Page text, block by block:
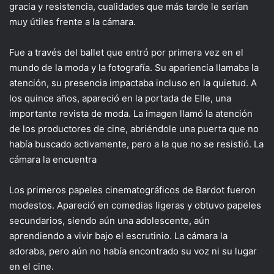
gracia y resistencia, cualidades que más tarde le serían
muy útiles frente a la cámara.
Fue a través del ballet que entró por primera vez en el
mundo de la moda y la fotografía. Su apariencia llamaba la
atención, su presencia impactaba incluso en la quietud. A
los quince años, apareció en la portada de Elle, una
importante revista de moda. La imagen llamó la atención
de los productores de cine, abriéndole una puerta que no
había buscado activamente, pero a la que no se resistió. La
cámara la encuentra
Los primeros papeles cinematográficos de Bardot fueron
modestos. Apareció en comedias ligeras y obtuvo papeles
secundarios, siendo aún una adolescente, aún
aprendiendo a vivir bajo el escrutinio. La cámara la
adoraba, pero aún no había encontrado su voz ni su lugar
en el cine.